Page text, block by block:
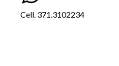
Cell. 371.3102234